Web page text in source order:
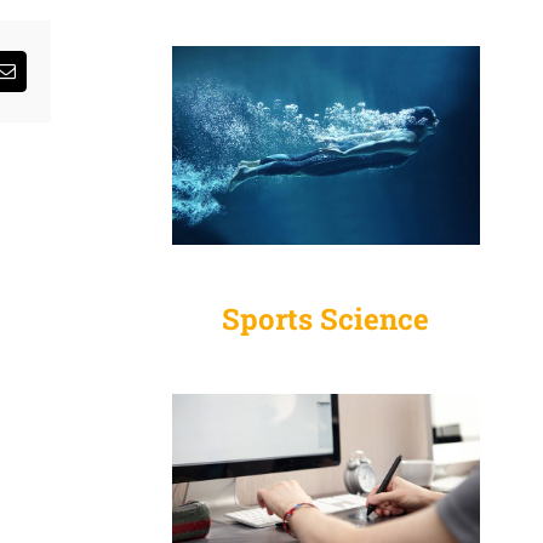
Email
Sports Science